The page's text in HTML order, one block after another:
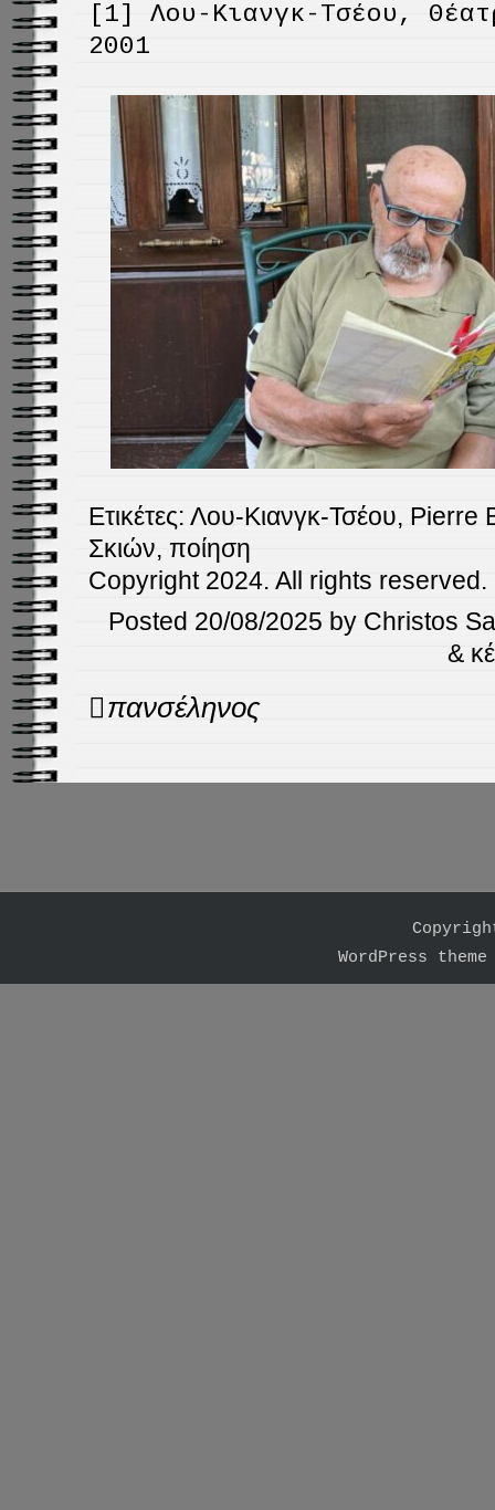
[1] Λου-Κιανγκ-Τσέου,
2001
Ετικέτες: Λου-Κιανγκ-Τσέου, Pierre
Σκιών, ποίηση
Copyright 2024. All rights reserved.
Posted 20/08/2025 by Christos
&
navigation
πανσέληνος
WordPress